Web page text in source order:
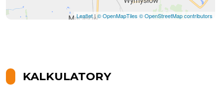
Leaflet|© OpenMapTiles © OpenStreetMap contributors
KALKULATORY